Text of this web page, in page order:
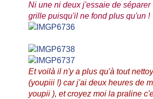
Ni une ni deux j'essaie de séparer
grille puisqu'il ne fond plus qu'un !
Et voilà il n'y a plus qu'à tout
(youpiii !) car j'ai deux heures de
youpii ), et croyez moi la praline